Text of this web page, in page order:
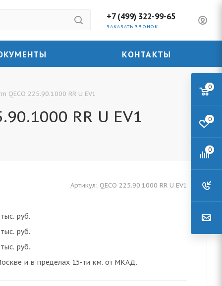
+7 (499) 322-99-65
ЗАКАЗАТЬ ЗВОНОК
КОНТАКТЫ
QECO 225.90.1000 RR U EV1
RR U EV1
Артикул: QECO 225.90.1000 RR U EV1
руб.
руб.
руб.
и в пределах 15-ти км. от МКАД.
0
0
0